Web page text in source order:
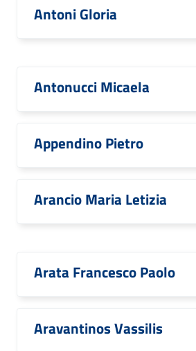
Antoni Gloria
Antonucci Micaela
Appendino Pietro
Arancio Maria Letizia
Arata Francesco Paolo
Aravantinos Vassilis